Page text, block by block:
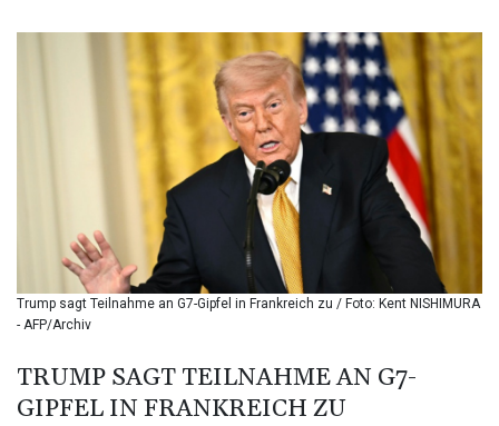
BMD 1.156136
BND 1.481323
BOB 13.739522
BRL 5.876989
BSD 1.155995
BTN 110.001186
BWP 15.603479
BYN 3.442212
BYR 22660.258427
BZD 2.324897
CAD 1.613446
CDF 2615.761404
CLP 1056.199727
CNY 7.801146
Trump sagt Teilnahme an G7-Gipfel in Frankreich zu / Foto: Kent NISHIMURA
- AFP/Archiv
TRUMP SAGT TEILNAHME AN G7-
GIPFEL IN FRANKREICH ZU